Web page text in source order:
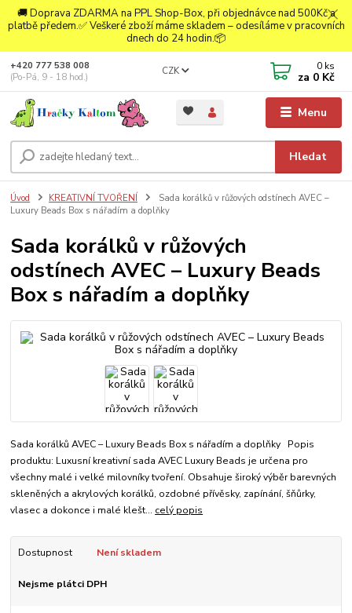
🚚 Doprava ZDARMA na PPL Shop-Box, při objednávce nad 500Kč a
platbě předem.✅ Veškeré zboží máme skladem – odesíláme v pracovních
dnech do 24 hodin.📦
Menu
CZK
Hledat
+420 777 538 008
(Po-Pá, 9 - 18 hod.)
0 ks
za 0 Kč
Úvod KREATIVNÍ TVOŘENÍ
Sada korálků v růžových odstínech AVEC –
Luxury Beads Box s nářadím a doplňky
Sada korálků v růžových
odstínech AVEC – Luxury Beads
Box s nářadím a doplňky
Sada korálků AVEC – Luxury Beads Box s nářadím a doplňky Popis
produktu: Luxusní kreativní sada AVEC Luxury Beads je určena pro
všechny malé i velké milovníky tvoření. Obsahuje široký výběr barevných
skleněných a akrylových korálků, ozdobné přívěsky, zapínání, šňůrky,
vlasec a dokonce i malé klešt... celý popis
Dostupnost Není skladem
Nejsme plátci DPH